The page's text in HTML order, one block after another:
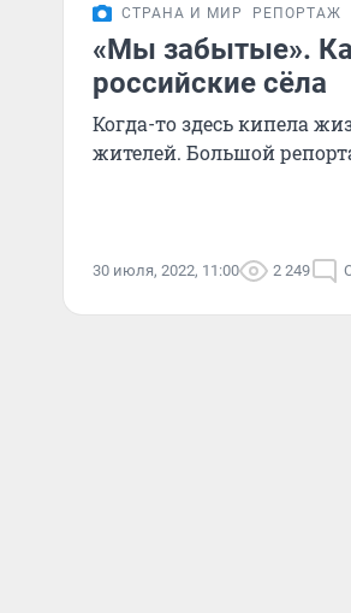
СТРАНА И МИР РЕПОРТАЖ
«Мы забытые».
российские сёла
Когда-то здесь кипела
жителей. Большой
30 июля, 2022, 11:00 2 249